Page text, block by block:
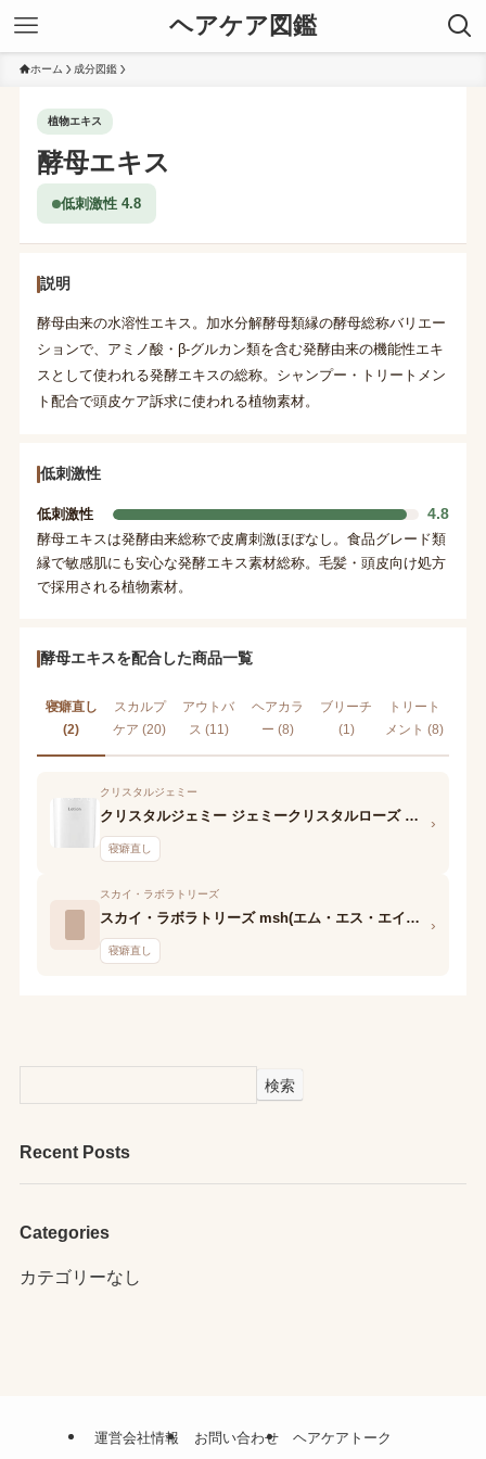
ヘアケア図鑑
ホーム 成分図鑑
植物エキス
酵母エキス
低刺激性 4.8
説明
酵母由来の水溶性エキス。加水分解酵母類縁の酵母総称バリエー
ションで、アミノ酸・β-グルカン類を含む発酵由来の機能性エキ
スとして使われる発酵エキスの総称。シャンプー・トリートメン
ト配合で頭皮ケア訴求に使われる植物素材。
低刺激性
低刺激性 4.8
酵母エキスは発酵由来総称で皮膚刺激ほぼなし。食品グレード類
縁で敏感肌にも安心な発酵エキス素材総称。毛髪・頭皮向け処方
で採用される植物素材。
酵母エキスを配合した商品一覧
寝癖直し
(2)
スカルプ
ケア (20)
アウトバ
ス (11)
ヘアカラ
ー (8)
ブリーチ
(1)
トリート
メント (8)
クリスタルジェミー
クリスタルジェミー ジェミークリスタルローズ ボディ&ヘア&ハンド エッセンス
寝癖直し
›
スカイ・ラボラトリーズ
スカイ・ラボラトリーズ msh(エム・エス・エイチ) 八重花 ヘアオイルインミスト
寝癖直し
›
検索
Recent Posts
Categories
カテゴリーなし
運営会社情報 お問い合わせ ヘアケアトーク